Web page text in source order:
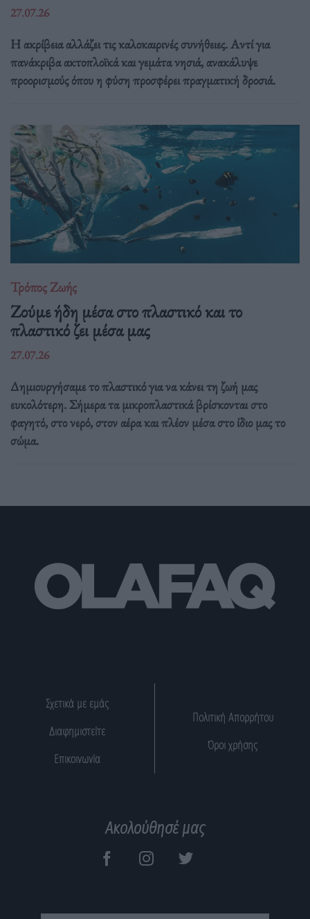
27.07.26
Η ακρίβεια αλλάζει τις καλοκαιρινές συνήθειες. Αντί για
πανάκριβα ακτοπλοϊκά και γεμάτα νησιά, ανακάλυψε
προορισμούς όπου η φύση προσφέρει πραγματική δροσιά.
Τρόπος Ζωής
Ζούμε ήδη μέσα στο πλαστικό και το
πλαστικό ζει μέσα μας
27.07.26
Δημιουργήσαμε το πλαστικό για να κάνει τη ζωή μας
ευκολότερη. Σήμερα τα μικροπλαστικά βρίσκονται στο
φαγητό, στο νερό, στον αέρα και πλέον μέσα στο ίδιο μας το
σώμα.
Σχετικά με εμάς
Διαφημιστείτε
Επικοινωνία
Πολιτική Απορρήτου
Όροι χρήσης
Ακολούθησέ μας